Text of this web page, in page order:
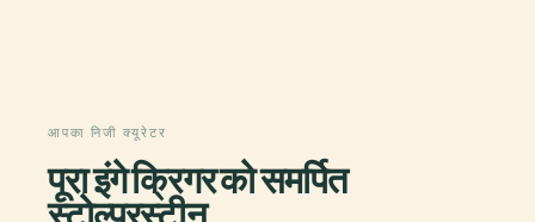
आपका निजी क्यूरेटर
पूरा इंगे क्रिगर को समर्पित